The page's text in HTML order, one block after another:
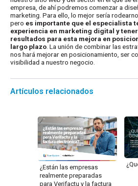
empresa, de ahí podremos comenzar a
marketing. Para ello, lo mejor sería
pero es importante que el especialista
experiencia en marketing digital y
resultados para esta mejora en
largo plazo . La unión de combinar las
nos hará mejorar en posicionamiento, ser
visibilidad a nuestro negocio.
Artículos relacionados
¿Están las empresas
realmente preparadas
para Verifactu y la factura